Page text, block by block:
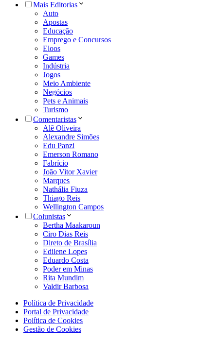
Mais Editorias
Auto
Apostas
Educação
Emprego e Concursos
Eloos
Games
Indústria
Jogos
Meio Ambiente
Negócios
Pets e Animais
Turismo
Comentaristas
Alê Oliveira
Alexandre Simões
Edu Panzi
Emerson Romano
Fabrício
João Vitor Xavier
Marques
Nathália Fiuza
Thiago Reis
Wellington Campos
Colunistas
Bertha Maakaroun
Ciro Dias Reis
Direto de Brasília
Edilene Lopes
Eduardo Costa
Poder em Minas
Rita Mundim
Valdir Barbosa
Política de Privacidade
Portal de Privacidade
Política de Cookies
Gestão de Cookies